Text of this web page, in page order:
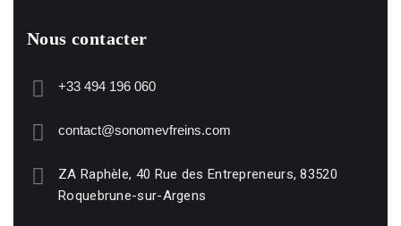
Nous contacter
+33 494 196 060
contact@sonomevfreins.com
ZA Raphèle, 40 Rue des Entrepreneurs, 83520
Roquebrune-sur-Argens